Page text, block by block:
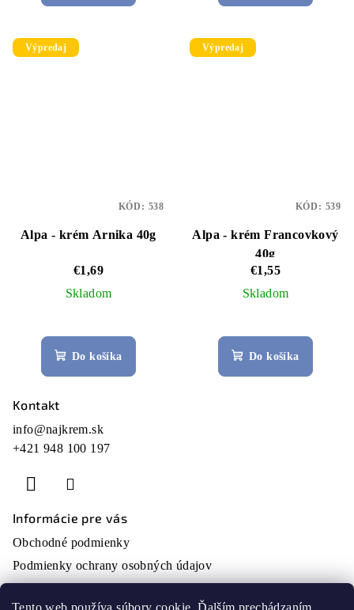
Tento web používa súbory cookie. Ďalším prechádzaním
Výpredaj
Alpa - krém Arnika 40g
€1,69
Skladom
Do košíka
KÓD: 538
Výpredaj
Alpa - krém Francovkový
40g
€1,55
Skladom
Do košíka
KÓD: 539
Kontakt
info@najkrem.sk
+421 948 100 197
Informácie pre vás
Obchodné podmienky
Podmienky ochrany osobných údajov